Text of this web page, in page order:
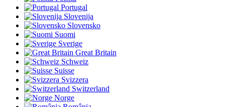
Portugal
Slovenija
Slovensko
Suomi
Sverige
Great Britain
Schweiz
Suisse
Svizzera
Switzerland
Norge